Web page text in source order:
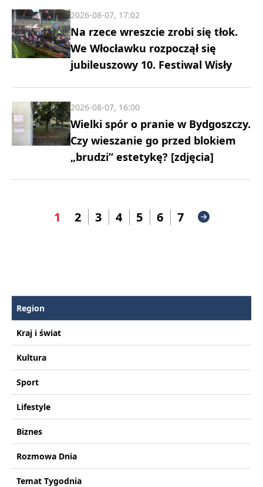
Na rzece wreszcie zrobi się tłok.
We Włocławku rozpoczął się
jubileuszowy 10. Festiwal Wisły
2026-08-07, 17:02
Wielki spór o pranie w Bydgoszczy.
Czy wieszanie go przed blokiem
„brudzi” estetykę? [zdjęcia]
2026-08-07, 16:00
1 2 3 4 5 6 7
Region
Kraj i świat
Kultura
Sport
Lifestyle
Biznes
Rozmowa Dnia
Temat Tygodnia